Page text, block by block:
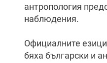
антропология
наблюдения.
Официалните
бяха български и